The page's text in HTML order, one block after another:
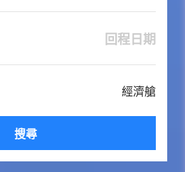
回程日期
經濟艙
搜尋